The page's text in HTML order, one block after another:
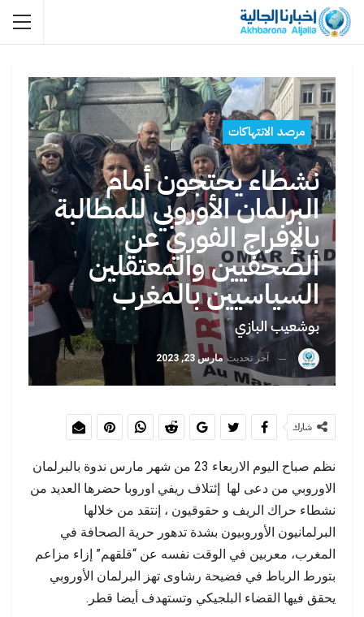
مرصد الانتهاكات
نشطاء يحتجون أمام
البرلمان الأوروبي للمطالبة
بالإفراج الفوري عن
الصحفيين والمعتقلين
السياسيين بالمغرب
بوشعيب البازي
آخر تحديث مارس 23, 2023
شارك
نظم صباح اليوم الاربعاء 23 من شهر مارس ندوة بالبرلمان
الاوروبي من دعى لها إئتلاف ريفي اوروبا حضرها العديد من
نشطاء حراك الريف و حقوقيون ، إنتقد من خلالها
البرلمانيون الأوروبيون بشدة تدهور حرية الصحافة في
المغرب، معربين في الوقت نفسه عن “قلقهم” إزاء مزاعم
بتورط الرباط في فضيحة رشاوى تهز البرلمان الأوروبي
يحقق فيها القضاء البلجيكي وتستهدف أيضا قطر.